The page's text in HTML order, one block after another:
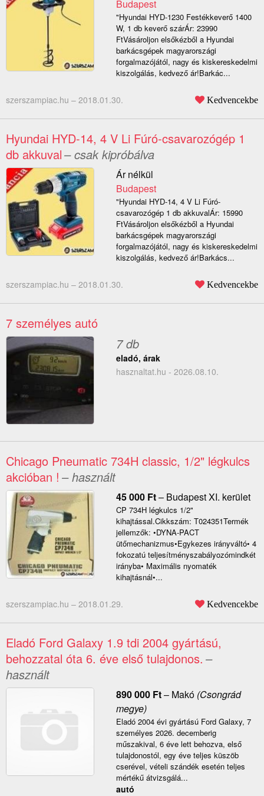
Budapest
"Hyundai HYD-1230 Festékkeverő 1400
W, 1 db keverő szárÁr: 23990
FtVásároljon elsőkézből a Hyundai
barkácsgépek magyarországi
forgalmazójától, nagy és kiskereskedelmi
kiszolgálás, kedvező ár!Barkác...
szerszampiac.hu – 2018.01.30. Kedvencekbe
Hyundai HYD-14, 4 V Li Fúró-csavarozógép 1
db akkuval– csak kipróbálva
Ár nélkül
Budapest
"Hyundai HYD-14, 4 V Li Fúró-
csavarozógép 1 db akkuvalÁr: 15990
FtVásároljon elsőkézből a Hyundai
barkácsgépek magyarországi
forgalmazójától, nagy és kiskereskedelmi
kiszolgálás, kedvező ár!Barkács...
szerszampiac.hu – 2018.01.30. Kedvencekbe
7 személyes autó
7 db
eladó, árak
hasznaltat.hu - 2026.08.10.
Chicago Pneumatic 734H classic, 1/2" légkulcs
akcióban ! – használt
45 000 Ft– Budapest XI. kerület
CP 734H légkulcs 1/2"
kihajtással.Cikkszám: T024351Termék
jellemzők: •DYNA-PACT
ütőmechanizmus•Egykezes irányváltó• 4
fokozatú teljesítményszabályozómindkét
irányba• Maximális nyomaték
kihajtásnál•...
szerszampiac.hu – 2018.01.29. Kedvencekbe
Eladó Ford Galaxy 1.9 tdi 2004 gyártású,
behozzatal óta 6. éve első tulajdonos. –
használt
890 000 Ft– Makó(Csongrád
megye)
Eladó 2004 évi gyártású Ford Galaxy, 7
személyes 2026. decemberig
műszakival, 6 éve lett behozva, első
tulajdonostól, egy éve teljes küszöb
cserével, vételi szándék esetén teljes
mértékű átvizsgálá...
autó